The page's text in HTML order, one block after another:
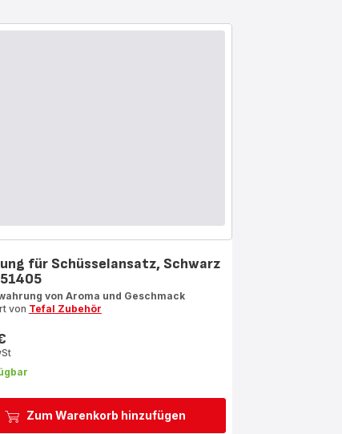
Zum Warenkorb hinzufügen
für Schüsselansatz, Schwarz
von Aroma und Geschmack
von Tefal Zubehör